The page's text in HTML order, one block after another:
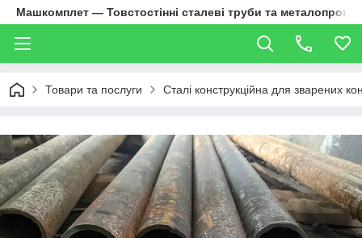
Машкомплет — Товстостінні сталеві труби та металопрокат
Товари та послуги Сталі конструкційна для зварених